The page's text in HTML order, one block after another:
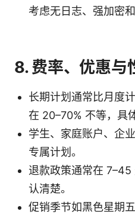
考虑无日志、强加密和
8. 费率、优惠与
长期计划通常比月度
在 20–70% 不等，具
学生、家庭账户、企
专属计划。
退款政策通常在
认清楚。
促销季节如黑色星期